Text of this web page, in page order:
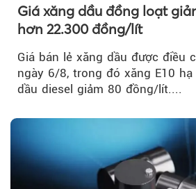
Giá xăng dầu đồng loạt
hơn 22.300 đồng/lít
Giá bán lẻ xăng dầu được điều
ngày 6/8, trong đó xăng E10
dầu diesel giảm 80 đồng/lít....